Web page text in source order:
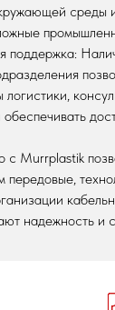
среды
поддержка:
с Murrplastik
передовые,
надежность и